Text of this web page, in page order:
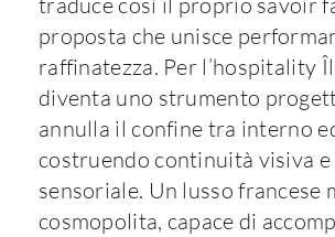
proposta che unisce
raffinatezza. Per l’hospitality
diventa uno strumento
annulla il confine tra interno
costruendo continuità visiva
sensoriale. Un lusso francese
cosmopolita, capace di